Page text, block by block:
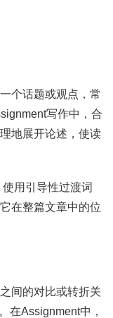
个话题或观点，常
写作中，合
地展开论述，使读
用引导性过渡词
在整篇文章中的位
间的对比或转折关
在Assignment中，